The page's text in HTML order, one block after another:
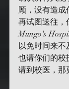
顾，没有造成
再试图送往
Mungo's
以免时间来不
也请你们的校
请到校医，那